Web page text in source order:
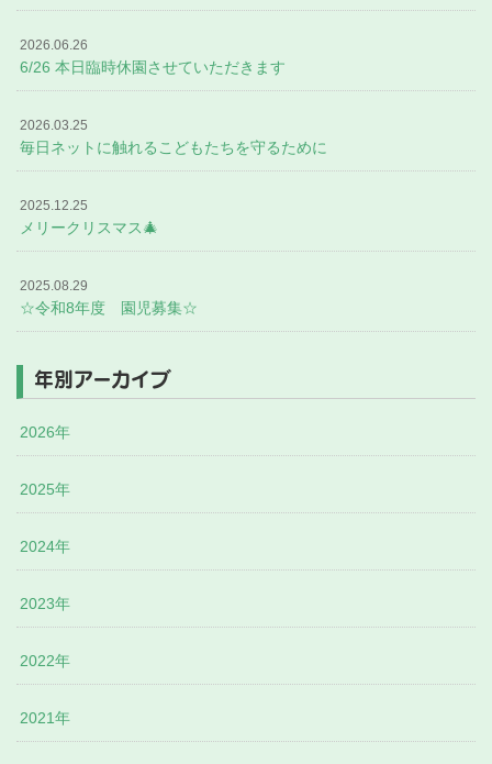
2026.06.26
6/26 本日臨時休園させていただきます
2026.03.25
毎日ネットに触れるこどもたちを守るために
2025.12.25
メリークリスマス🎄
2025.08.29
☆令和8年度 園児募集☆
年別アーカイブ
2026年
2025年
2024年
2023年
2022年
2021年